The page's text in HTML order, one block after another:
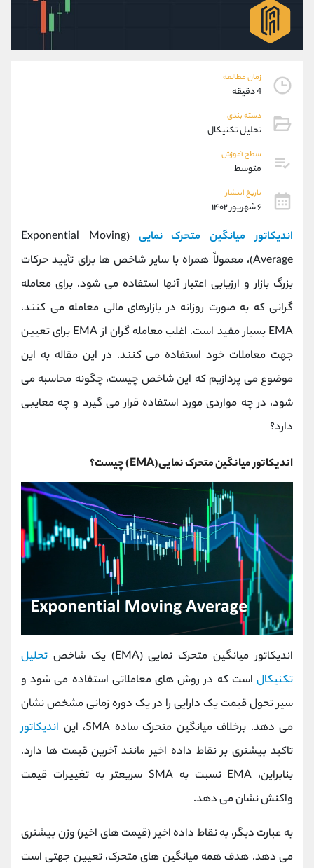
زمان مطالعه
4 دقیقه
دسته بندی
تحلیل تکنیکال
سطح آموزش
متوسط
تاریخ انتشار
۶ شهریور ۱۴۰۲
اندیکاتور میانگین متحرک نمایی
(Exponential Moving
Average)، معمولاً همراه با سایر شاخص ها برای تأیید حرکات
بزرگ بازار و ارزیابی اعتبار آنها استفاده می شود. برای معامله
گرانی که به صورت روزانه در بازارهای مالی معامله می کنند،
EMA بسیار مفید است. اغلب معامله گران از EMA برای تعیین
جهت معاملات خود استفاده می کنند. در این مقاله به این
موضوع می پردازیم که این شاخص چیست، چگونه محاسبه می
شود، در چه مواردی مورد استفاده قرار می گیرد و چه معایبی
دارد؟
اندیکاتور میانگین متحرک نمایی(EMA) چیست؟
اندیکاتور میانگین متحرک نمایی (EMA) یک شاخص
تحلیل
تکنیکال است که در روش های معاملاتی استفاده می شود و
سیر تحول قیمت یک دارایی را در یک دوره زمانی مشخص نشان
می دهد. برخلاف میانگین متحرک ساده SMA، این
اندیکاتور
تاکید بیشتری بر نقاط داده اخیر مانند آخرین قیمت ها دارد.
بنابراین، EMA نسبت به SMA سریعتر به تغییرات قیمت
واکنش نشان می دهد.
به عبارت دیگر، به نقاط داده اخیر (قیمت های اخیر) وزن بیشتری
می دهد. هدف همه میانگین های متحرک، تعیین جهتی است
09304891085
واتساپ
تلگرام
پشتیبان فروش
موبایل
واتساپ
داخلی
اطلاعات تماس (دفتر فروش)
تلفن 021-22021030
بدون پیش شماره 90001030
اینستاگرام @alireza.mehrabii
کانال تلگرام @alirezamehrabi_com